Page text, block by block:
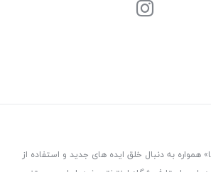
همواره به دنبال خلق ایده های جدید و استفاده از